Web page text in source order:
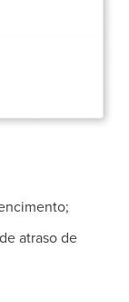
atraso de